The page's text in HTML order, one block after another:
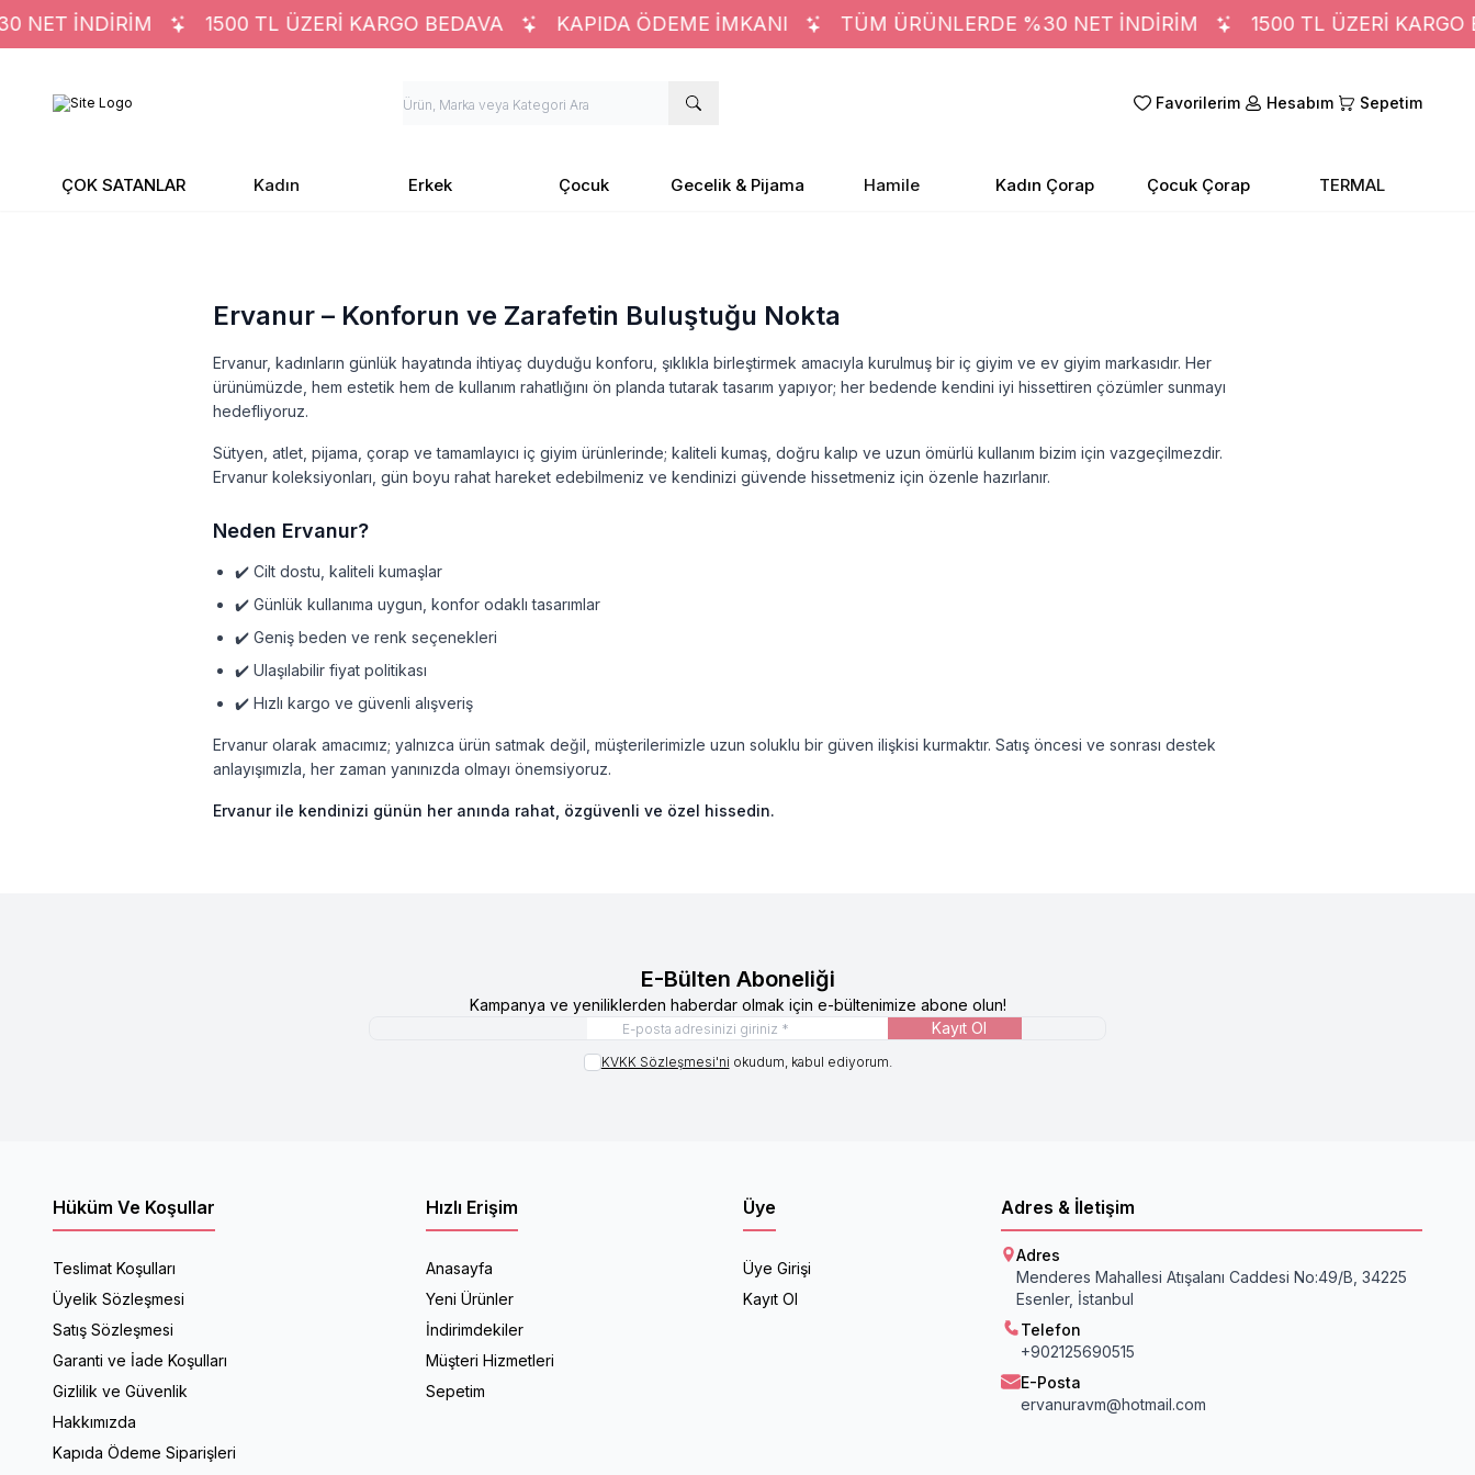
NET İNDİRİM 1500 TL ÜZERİ KARGO BEDAVA KAPIDA ÖDEME İMKANI TÜM ÜRÜNLERDE %30 NET İNDİRİM 1500 TL ÜZERİ KARGO
Favorilerim Hesabım Sepetim
ÇOK SATANLAR Kadın Erkek Çocuk Gecelik & Pijama Hamile Kadın Çorap Çocuk Çorap TERMAL
Ervanur – Konforun ve Zarafetin Buluştuğu Nokta
Ervanur, kadınların günlük hayatında ihtiyaç duyduğu konforu, şıklıkla birleştirmek amacıyla kurulmuş bir iç giyim ve ev giyim markasıdır. Her
ürünümüzde, hem estetik hem de kullanım rahatlığını ön planda tutarak tasarım yapıyor; her bedende kendini iyi hissettiren çözümler sunmayı
hedefliyoruz.
Sütyen, atlet, pijama, çorap ve tamamlayıcı iç giyim ürünlerinde; kaliteli kumaş, doğru kalıp ve uzun ömürlü kullanım bizim için vazgeçilmezdir.
Ervanur koleksiyonları, gün boyu rahat hareket edebilmeniz ve kendinizi güvende hissetmeniz için özenle hazırlanır.
Neden Ervanur?
✔️ Cilt dostu, kaliteli kumaşlar
✔️ Günlük kullanıma uygun, konfor odaklı tasarımlar
✔️ Geniş beden ve renk seçenekleri
✔️ Ulaşılabilir fiyat politikası
✔️ Hızlı kargo ve güvenli alışveriş
Ervanur olarak amacımız; yalnızca ürün satmak değil, müşterilerimizle uzun soluklu bir güven ilişkisi kurmaktır. Satış öncesi ve sonrası destek
anlayışımızla, her zaman yanınızda olmayı önemsiyoruz.
Ervanur ile kendinizi günün her anında rahat, özgüvenli ve özel hissedin.
E-Bülten Aboneliği
Kampanya ve yeniliklerden haberdar olmak için e-bültenimize abone olun!
Kayıt Ol
KVKK Sözleşmesi'ni okudum, kabul ediyorum.
Hüküm Ve Koşullar
Teslimat Koşulları
Üyelik Sözleşmesi
Satış Sözleşmesi
Garanti ve İade Koşulları
Gizlilik ve Güvenlik
Hakkımızda
Kapıda Ödeme Siparişleri
Hızlı Erişim
Anasayfa
Yeni Ürünler
İndirimdekiler
Müşteri Hizmetleri
Sepetim
Üye
Üye Girişi
Kayıt Ol
Adres & İletişim
Adres
Menderes Mahallesi Atışalanı Caddesi No:49/B, 34225
Esenler, İstanbul
Telefon
+902125690515
E-Posta
ervanuravm@hotmail.com